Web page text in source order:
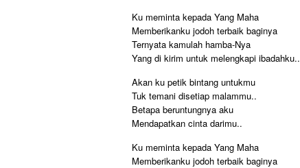
Ku meminta kepada Yang Maha
Memberikanku jodoh terbaik baginya
Ternyata kamulah hamba-Nya
Yang di kirim untuk melengkapi ibadahku..
Akan ku petik bintang untukmu
Tuk temani disetiap malammu..
Betapa beruntungnya aku
Mendapatkan cinta darimu..
Ku meminta kepada Yang Maha
Memberikanku jodoh terbaik baginya